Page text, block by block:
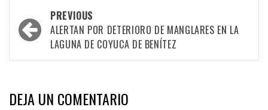
Post
navigation
PREVIOUS
ALERTAN POR DETERIORO DE MANGLARES EN LA
LAGUNA DE COYUCA DE BENÍTEZ
DEJA UN COMENTARIO